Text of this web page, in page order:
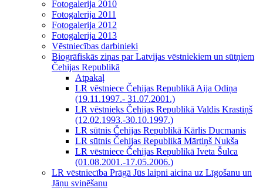
Fotogalerija 2010
Fotogalerija 2011
Fotogalerija 2012
Fotogalerija 2013
Vēstniecības darbinieki
Biogrāfiskās ziņas par Latvijas vēstniekiem un sūtņiem
Čehijas Republikā
Atpakaļ
LR vēstniece Čehijas Republikā Aija Odiņa
(19.11.1997.- 31.07.2001.)
LR vēstnieks Čehijas Republikā Valdis Krastiņš
(12.02.1993.-30.10.1997.)
LR sūtnis Čehijas Republikā Kārlis Ducmanis
LR sūtnis Čehijas Republikā Mārtiņš Nukša
LR vēstniece Čehijas Republikā Iveta Šulca
(01.08.2001.-17.05.2006.)
LR vēstniecība Prāgā Jūs laipni aicina uz Līgošanu un
Jāņu svinēšanu